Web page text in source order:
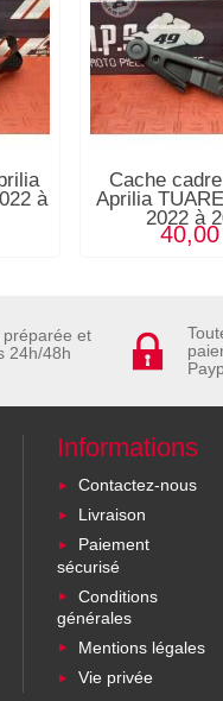
à
Cache
Aprilia
2022 à
et
24h/48h
Informations
Contactez-nous
Livraison
Paiement
sécurisé
Conditions
générales
Mentions légales
Vie privée